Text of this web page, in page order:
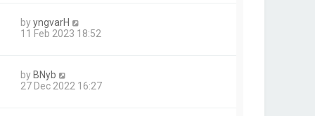
byyngvarH
11 Feb 2023 18:52
by BNyb
27 Dec 2022 16:27